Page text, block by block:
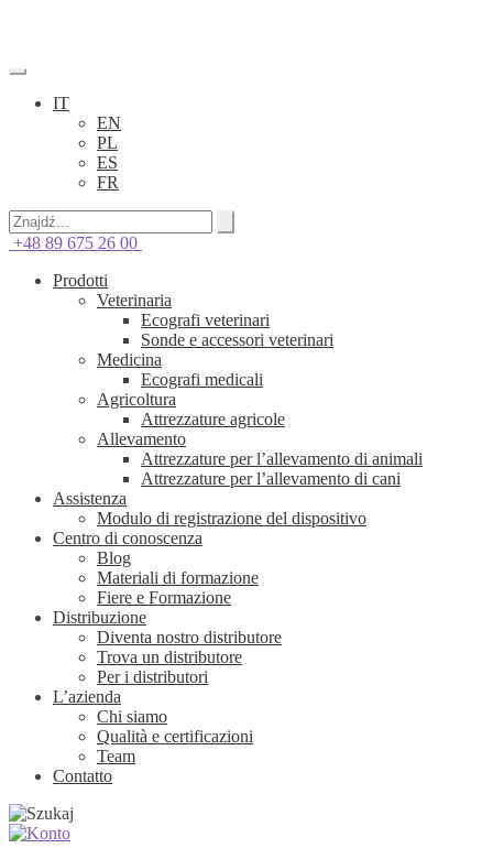
IT
EN
PL
ES
FR
+48 89 675 26 00
Prodotti
Veterinaria
Ecografi veterinari
Sonde e accessori veterinari
Medicina
Ecografi medicali
Agricoltura
Attrezzature agricole
Allevamento
Attrezzature per l’allevamento di animali
Attrezzature per l’allevamento di cani
Assistenza
Modulo di registrazione del dispositivo
Centro di conoscenza
Blog
Materiali di formazione
Fiere e Formazione
Distribuzione
Diventa nostro distributore
Trova un distributore
Per i distributori
L’azienda
Chi siamo
Qualità e certificazioni
Team
Contatto